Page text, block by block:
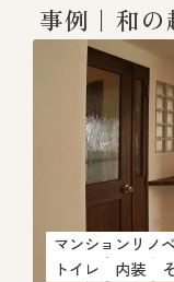
事例｜和
スへ
マンションリノ
トイレ
内装